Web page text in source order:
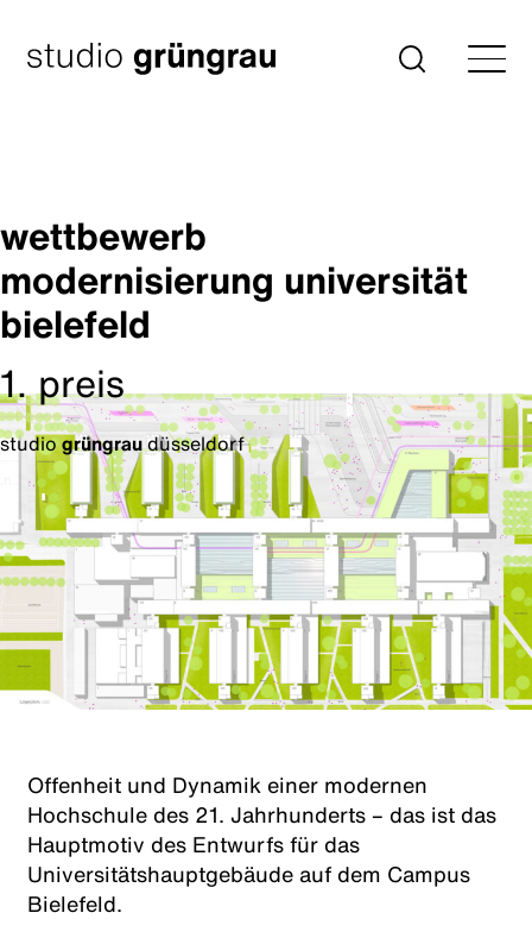
Inhalt
springen
Startseite Suche
wettbewerb
modernisierung universität
bielefeld
1. preis
studiogrüngraudüsseldorf
Offenheit und Dynamik einer modernen
Hochschule des 21. Jahrhunderts – das ist das
Hauptmotiv des Entwurfs für das
Universitätshauptgebäude auf dem Campus
Bielefeld.